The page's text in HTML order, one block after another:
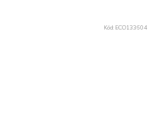
Kód: ECO133604